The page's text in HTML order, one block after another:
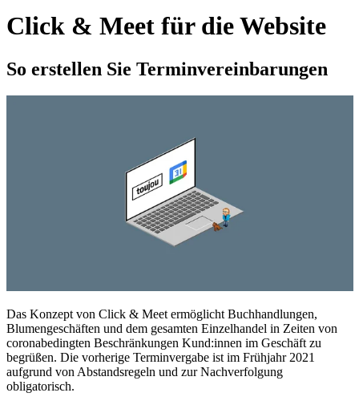
Click & Meet für die Website
So erstellen Sie Terminvereinbarungen
Das Konzept von Click & Meet ermöglicht Buchhandlungen,
Blumengeschäften und dem gesamten Einzelhandel in Zeiten von
coronabedingten Beschränkungen Kund:innen im Geschäft zu
begrüßen. Die vorherige Terminvergabe ist im Frühjahr 2021
aufgrund von Abstandsregeln und zur Nachverfolgung
obligatorisch.